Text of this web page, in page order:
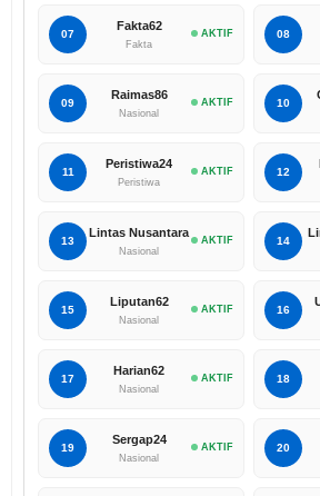
07
Fakta62
Fakta
AKTIF 08
09
Raimas86
Nasional
AKTIF 10
11
Peristiwa24
Peristiwa
AKTIF 12
13
Lintas Nusantara
Nasional
AKTIF 14
15
Liputan62
Nasional
AKTIF 16
17
Harian62
Nasional
AKTIF 18
19
Sergap24
Nasional
AKTIF 20